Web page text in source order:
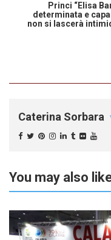
Princi “Elisa
determinata e
non si lascerà
Caterina Sorbara
You may also